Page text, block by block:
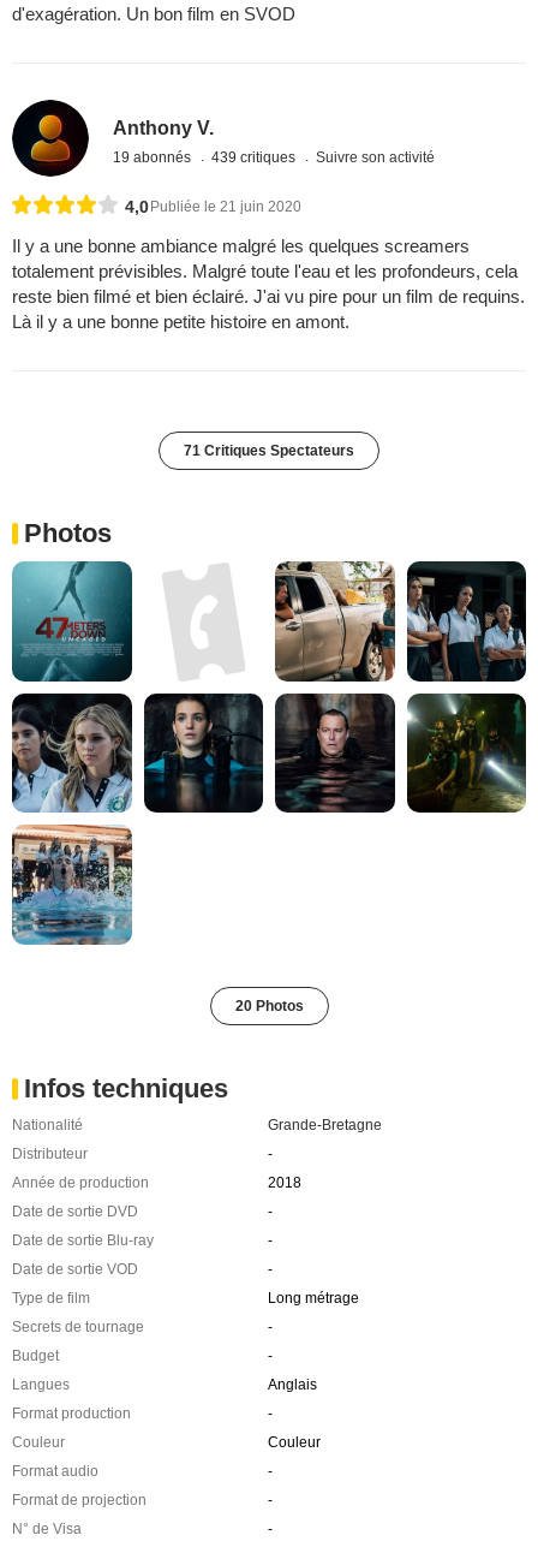
d'exagération. Un bon film en SVOD
Anthony V.
19 abonnés 439 critiques Suivre son activité
4,0 Publiée le 21 juin 2020
Il y a une bonne ambiance malgré les quelques screamers
totalement prévisibles. Malgré toute l'eau et les profondeurs, cela
reste bien filmé et bien éclairé. J'ai vu pire pour un film de requins.
Là il y a une bonne petite histoire en amont.
71 Critiques Spectateurs
Photos
20 Photos
Infos techniques
Nationalité
Grande-Bretagne
Distributeur
-
Année de production
2018
Date de sortie DVD
-
Date de sortie Blu-ray
-
Date de sortie VOD
-
Type de film
Long métrage
Secrets de tournage
-
Budget
-
Langues
Anglais
Format production
-
Couleur
Couleur
Format audio
-
Format de projection
-
N° de Visa
-